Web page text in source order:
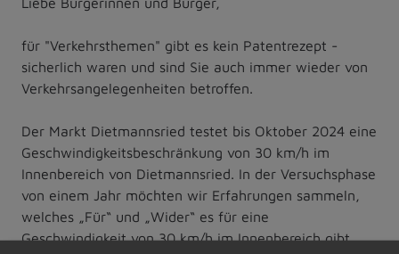
für "Verkehrsthemen" gibt es kein Patentrezept -
sicherlich waren und sind Sie auch immer wieder von
Verkehrsangelegenheiten betroffen.
Der Markt Dietmannsried testet bis Oktober 2024 eine
Geschwindigkeitsbeschränkung von 30 km/h im
Innenbereich von Dietmannsried. In der Versuchsphase
von einem Jahr möchten wir Erfahrungen sammeln,
welches „Für“ und „Wider“ es für eine
Geschwindigkeit von 30 km/h im Innenbereich gibt.